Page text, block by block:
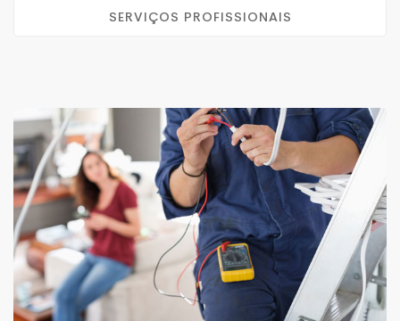
SERVIÇOS PROFISSIONAIS